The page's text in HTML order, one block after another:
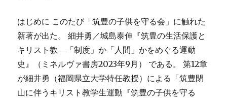
はじめに このたび「筑豊の子供を守る会」に触れた
新著が出た。 細井勇／城島泰伸『筑豊の生活保護と
キリスト教―「制度」か「人間」かをめぐる運動
史』（ミネルヴァ書房2023年9月） である。 第12章
が細井勇（福岡県立大学特任教授）による「筑豊閉
山に伴うキリスト教学生運動『筑豊の子供を守る